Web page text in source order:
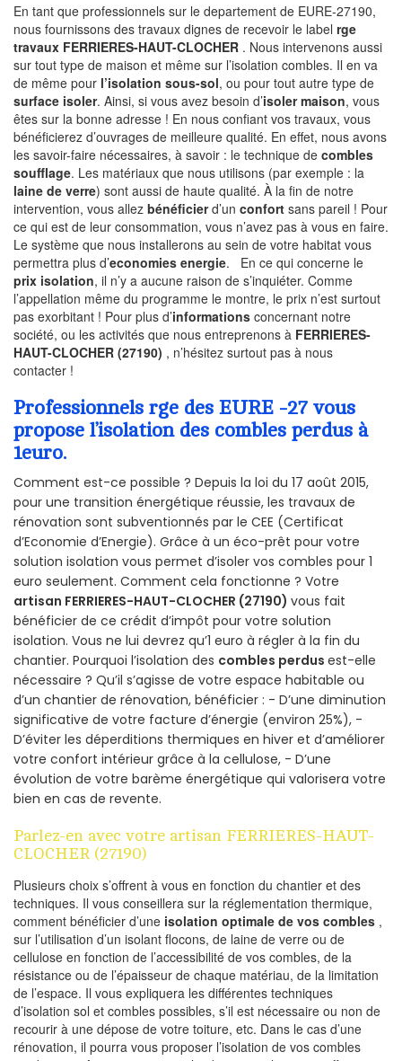
En tant que professionnels sur le departement de EURE-27190,
nous fournissons des travaux dignes de recevoir le label rge
travaux FERRIERES-HAUT-CLOCHER . Nous intervenons aussi
sur tout type de maison et même sur l’isolation combles. Il en va
de même pour l’isolation sous-sol, ou pour tout autre type de
surface isoler. Ainsi, si vous avez besoin d’isoler maison, vous
êtes sur la bonne adresse ! En nous confiant vos travaux, vous
bénéficierez d’ouvrages de meilleure qualité. En effet, nous avons
les savoir-faire nécessaires, à savoir : le technique de combles
soufflage. Les matériaux que nous utilisons (par exemple : la
laine de verre) sont aussi de haute qualité. À la fin de notre
intervention, vous allez bénéficierd’un confort sans pareil ! Pour
ce qui est de leur consommation, vous n’avez pas à vous en faire.
Le système que nous installerons au sein de votre habitat vous
permettra plus d’economies energie. En ce qui concerne le
prix isolation, il n’y a aucune raison de s’inquiéter. Comme
l’appellation même du programme le montre, le prix n’est surtout
pas exorbitant ! Pour plus d’informations concernant notre
société, ou les activités que nous entreprenons à FERRIERES-
HAUT-CLOCHER (27190) , n’hésitez surtout pas à nous
contacter !
Professionnels rge des EURE -27 vous
propose l’isolation des combles perdus à
1euro.
Comment est-ce possible ? Depuis la loi du 17 août 2015,
pour une transition énergétique réussie, les travaux de
rénovation sont subventionnés par le CEE (Certificat
d’Economie d’Energie). Grâce à un éco-prêt pour votre
solution isolation vous permet d’isoler vos combles pour 1
euro seulement. Comment cela fonctionne ? Votre
artisan FERRIERES-HAUT-CLOCHER (27190) vous fait
bénéficier de ce crédit d’impôt pour votre solution
isolation. Vous ne lui devrez qu’1 euro à régler à la fin du
chantier. Pourquoi l’isolation des combles perdus est-elle
nécessaire ? Qu’il s’agisse de votre espace habitable ou
d’un chantier de rénovation, bénéficier : - D’une diminution
significative de votre facture d’énergie (environ 25%), -
D’éviter les déperditions thermiques en hiver et d’améliorer
votre confort intérieur grâce à la cellulose, - D’une
évolution de votre barème énergétique qui valorisera votre
bien en cas de revente.
Parlez-en avec votre artisan FERRIERES-HAUT-
CLOCHER (27190)
Plusieurs choix s’offrent à vous en fonction du chantier et des
techniques. Il vous conseillera sur la réglementation thermique,
comment bénéficier d’une isolation optimale de vos combles ,
sur l’utilisation d’un isolant flocons, de laine de verre ou de
cellulose en fonction de l’accessibilité de vos combles, de la
résistance ou de l’épaisseur de chaque matériau, de la limitation
de l’espace. Il vous expliquera les différentes techniques
d’isolation sol et combles possibles, s’il est nécessaire ou non de
recourir à une dépose de votre toiture, etc. Dans le cas d’une
rénovation, il pourra vous proposer l’isolation de vos combles